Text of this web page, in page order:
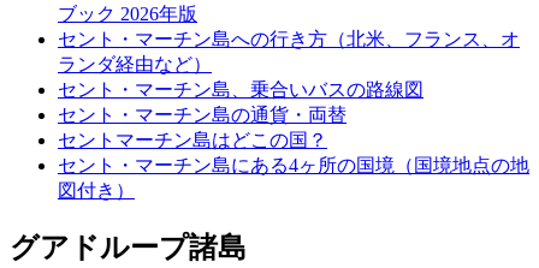
ブック 2026年版
セント・マーチン島への行き方（北米、フランス、オ
ランダ経由など）
セント・マーチン島、乗合いバスの路線図
セント・マーチン島の通貨・両替
セントマーチン島はどこの国？
セント・マーチン島にある4ヶ所の国境（国境地点の地
図付き）
グアドループ諸島